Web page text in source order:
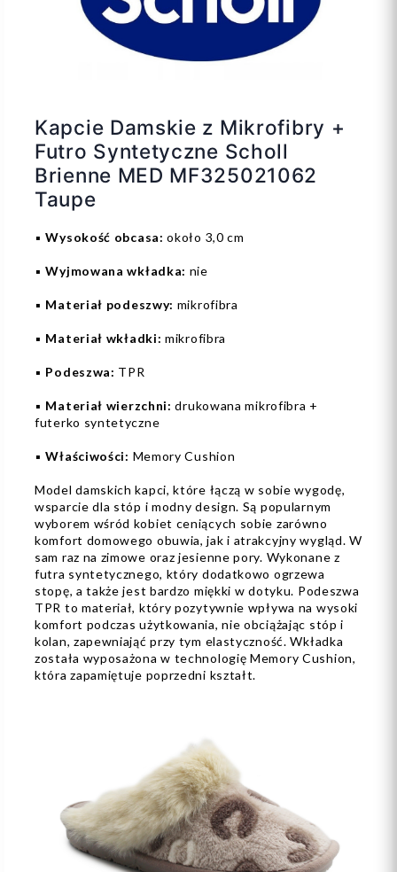
Kapcie Damskie z Mikrofibry +
Futro Syntetyczne Scholl
Brienne MED MF325021062
Taupe
▪️Wysokość obcasa:około 3,0 cm
▪️Wyjmowana wkładka: nie
▪️ Materiał podeszwy: mikrofibra
▪️ Materiał wkładki: mikrofibra
▪️ Podeszwa: TPR
▪️ Materiał wierzchni: drukowana mikrofibra +
futerko syntetyczne
▪️ Właściwości: Memory Cushion
Model damskich kapci, które łączą w sobie wygodę,
wsparcie dla stóp i modny design. Są popularnym
wyborem wśród kobiet ceniących sobie zarówno
komfort domowego obuwia, jak i atrakcyjny wygląd. W
sam raz na zimowe oraz jesienne pory. Wykonane z
futra syntetycznego, który dodatkowo ogrzewa
stopę, a także jest bardzo miękki w dotyku. Podeszwa
TPR to materiał, który pozytywnie wpływa na wysoki
komfort podczas użytkowania, nie obciążając stóp i
kolan, zapewniająć przy tym elastyczność. Wkładka
została wyposażona w technologię Memory Cushion,
która zapamiętuje poprzedni kształt.